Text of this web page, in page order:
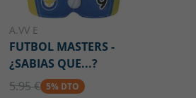
A.VV E
FUTBOL MASTERS -
¿SABIAS QUE...?
5.95 € 5% DTO